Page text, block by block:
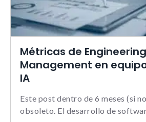
Métricas de Engineering
Management en
IA
Este post dentro de 6 meses (si
obsoleto. El desarrollo de
la
Al